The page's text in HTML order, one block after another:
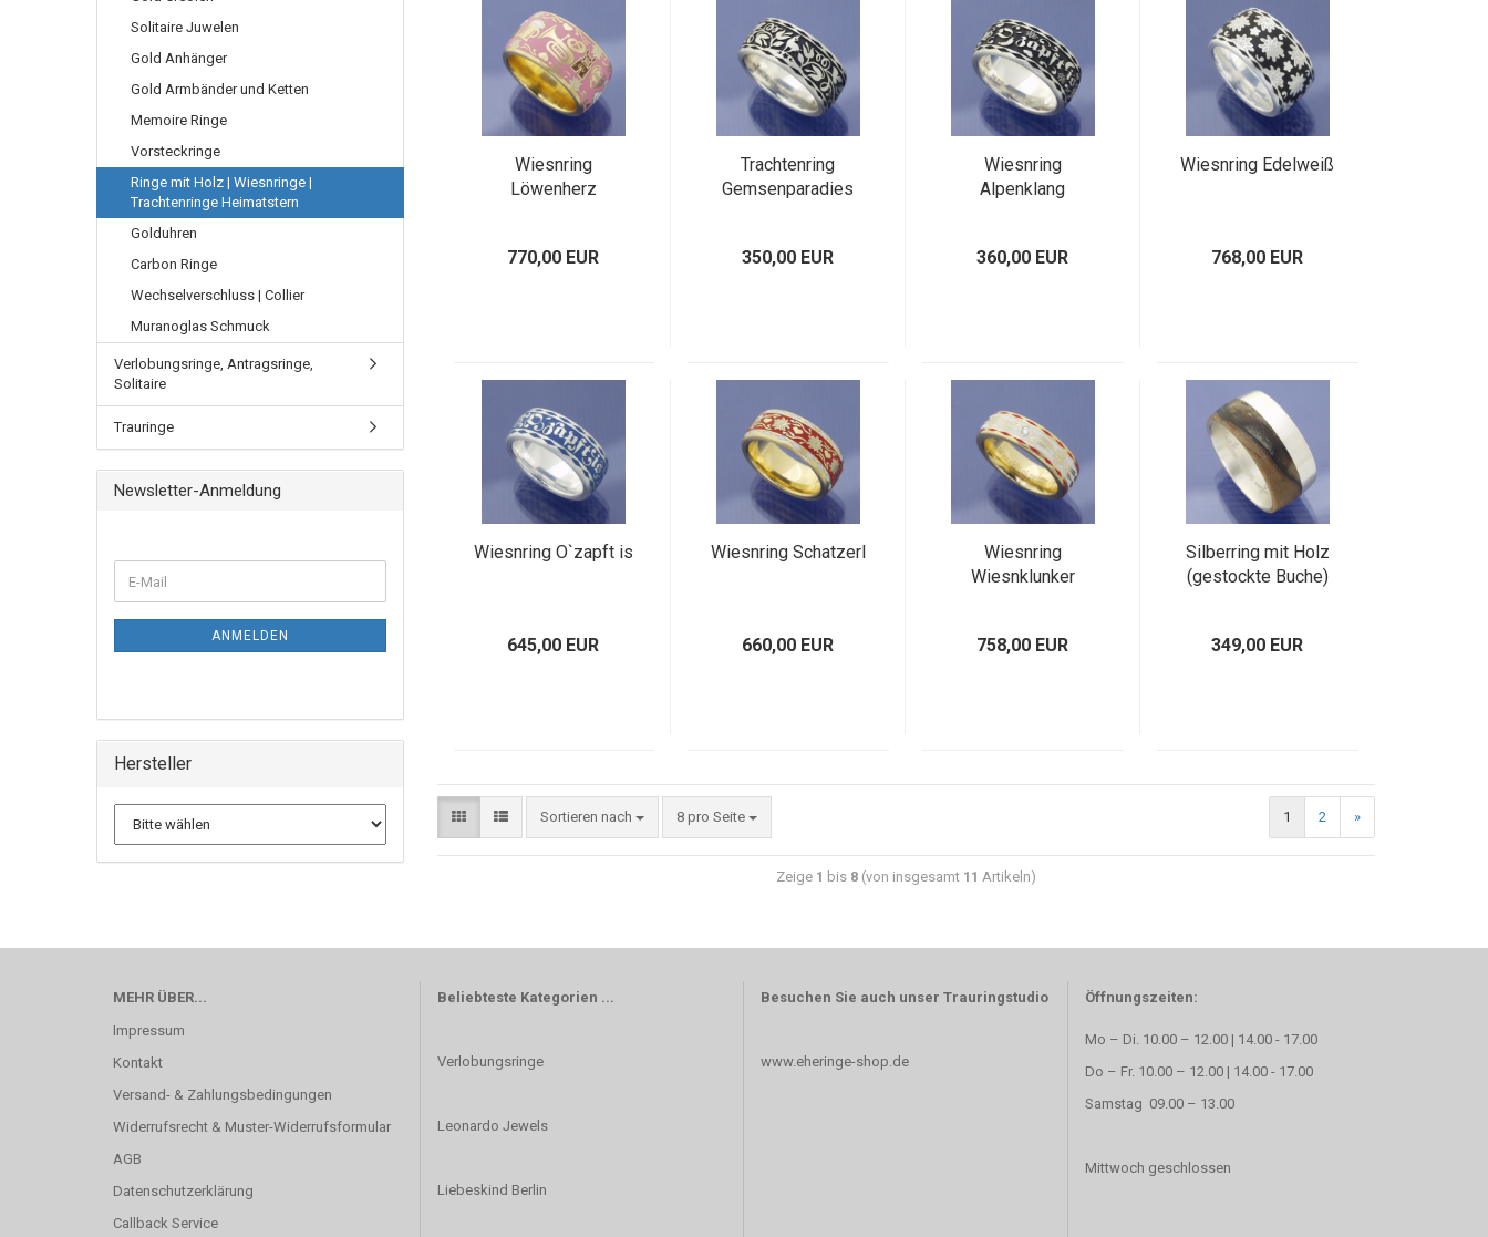
Wiesnring
Löwenherz
770,00 EUR
Trachtenring
Gemsenparadies
350,00 EUR
Wiesnring
Alpenklang
360,00 EUR
Wiesnring Edelweiß
768,00 EUR
Wiesnring O`zapft is
645,00 EUR
Wiesnring Schatzerl
660,00 EUR
Wiesnring
Wiesnklunker
758,00 EUR
Silberring mit Holz
(gestockte Buche)
349,00 EUR
Sortieren nach 8 pro Seite 1 2 »
Zeige 1 bis 8(von insgesamt 11 Artikeln)
Solitaire Juwelen
Gold Anhänger
Gold Armbänder und Ketten
Memoire Ringe
Vorsteckringe
Ringe mit Holz | Wiesnringe |
Trachtenringe Heimatstern
Golduhren
Carbon Ringe
Wechselverschluss | Collier
Muranoglas Schmuck
Verlobungsringe, Antragsringe,
Solitaire
Trauringe
Newsletter-Anmeldung
ANMELDEN
Hersteller
MEHR ÜBER...
Impressum
Kontakt
Versand- & Zahlungsbedingungen
Widerrufsrecht & Muster-Widerrufsformular
AGB
Datenschutzerklärung
Callback Service
Beliebteste Kategorien ...
Verlobungsringe
Leonardo Jewels
Liebeskind Berlin
Besuchen Sie auch unser Trauringstudio
www.eheringe-shop.de
Öffnungszeiten:
Mo – Di. 10.00 – 12.00 | 14.00 - 17.00
Do – Fr. 10.00 – 12.00 | 14.00 - 17.00
Samstag 09.00 – 13.00
Mittwoch geschlossen